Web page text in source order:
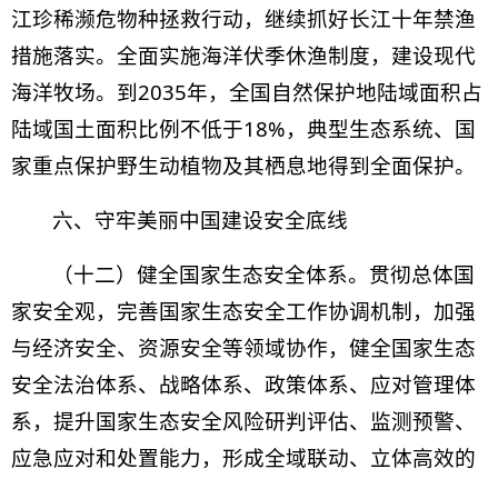
江珍稀濒危物种拯救行动，继续抓好长江十年禁渔
措施落实。全面实施海洋伏季休渔制度，建设现代
海洋牧场。到2035年，全国自然保护地陆域面积占
陆域国土面积比例不低于18%，典型生态系统、国
家重点保护野生动植物及其栖息地得到全面保护。
六、守牢美丽中国建设安全底线
（十二）健全国家生态安全体系。贯彻总体国
家安全观，完善国家生态安全工作协调机制，加强
与经济安全、资源安全等领域协作，健全国家生态
安全法治体系、战略体系、政策体系、应对管理体
系，提升国家生态安全风险研判评估、监测预警、
应急应对和处置能力，形成全域联动、立体高效的